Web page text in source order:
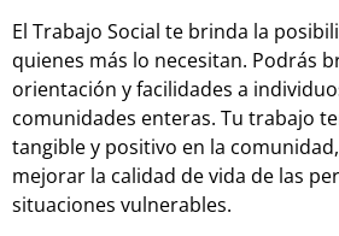
El Trabajo Social te brinda la
quienes más lo necesitan. Podrás
orientación y facilidades a
comunidades enteras. Tu trabajo
tangible y positivo en la
mejorar la calidad de vida de las
situaciones vulnerables.